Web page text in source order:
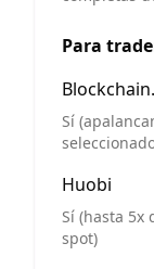
Para
Sí
Huobi
Sí (hasta
spot)